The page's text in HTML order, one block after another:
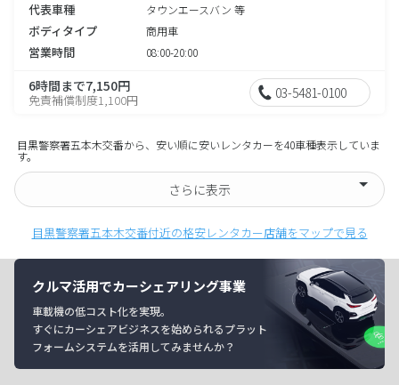
代表車種 タウンエースバン 等
ボディタイプ 商用車
営業時間 08:00-20:00
6時間まで7,150円
免責補償制度1,100円 03-5481-0100
目黒警察署五本木交番から、安い順に安いレンタカーを40車種表示していま
す。
さらに表示
目黒警察署五本木交番付近の格安レンタカー店舗をマップで見る
クルマ活用でカーシェアリング事業
車載機の低コスト化を実現。
すぐにカーシェアビジネスを始められるプラット
フォームシステムを活用してみませんか？